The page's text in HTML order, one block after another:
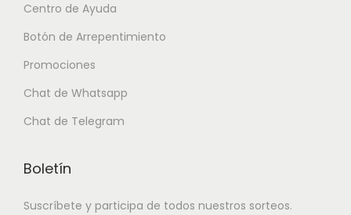
Centro de Ayuda
Botón de Arrepentimiento
Promociones
Chat de Whatsapp
Chat de Telegram
Boletín
Suscríbete y participa de todos nuestros sorteos.